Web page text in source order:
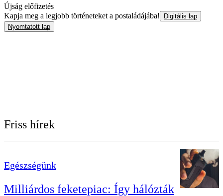
Újság előfizetés
Kapja meg a legjobb történeteket a postaládájába!
Digitális lap
Nyomtatott lap
Friss hírek
Egészségünk
Milliárdos feketepiac: Így hálózták